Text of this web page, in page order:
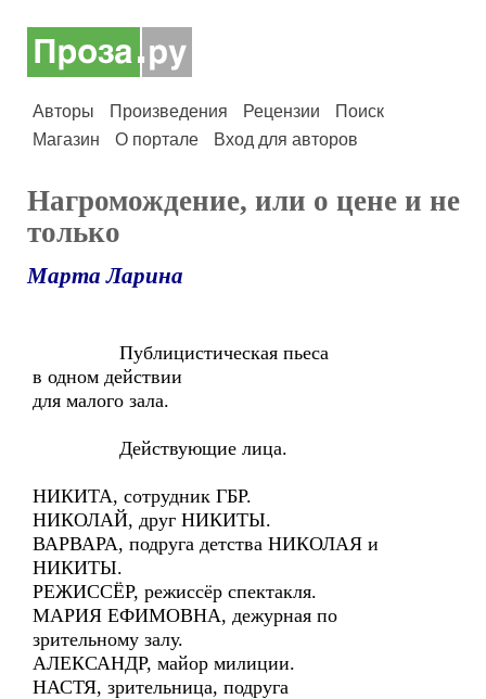
Авторы Произведения Рецензии
Поиск
Магазин
О портале Вход для авторов
Нагромождение, или о цене и не
только
Марта Ларина
Публицистическая пьеса
в одном действии
для малого зала.
Действующие лица.
НИКИТА, сотрудник ГБР.
НИКОЛАЙ, друг НИКИТЫ.
ВАРВАРА, подруга детства НИКОЛАЯ и
НИКИТЫ.
РЕЖИССЁР, режиссёр спектакля.
МАРИЯ ЕФИМОВНА, дежурная по
зрительному залу.
АЛЕКСАНДР, майор милиции.
НАСТЯ, зрительница, подруга